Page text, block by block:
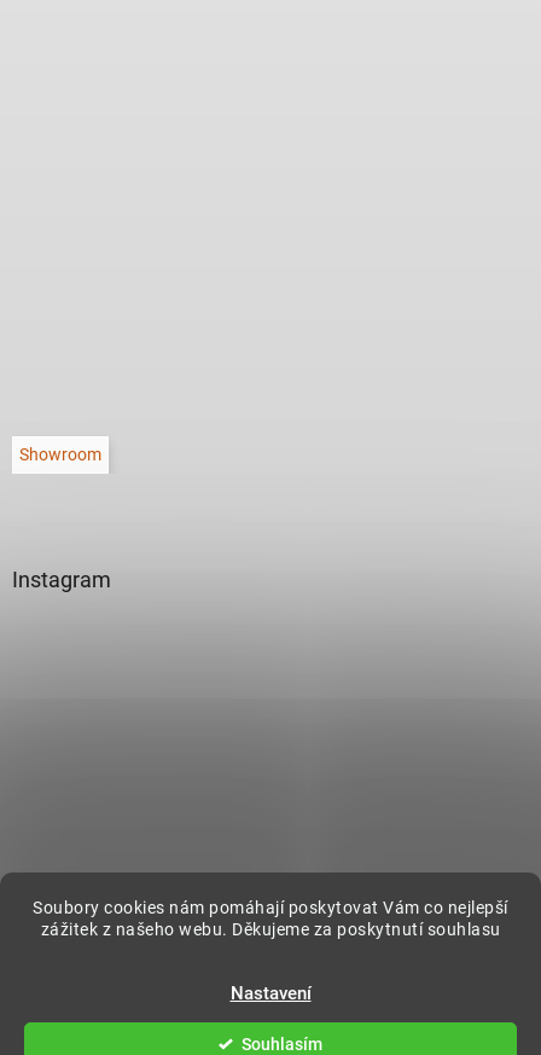
Soubory cookies nám pomáhají poskytovat Vám co nejlepší
zážitek z našeho webu. Děkujeme za poskytnutí souhlasu
Nastavení
Souhlasím
Showroom
Instagram
DecorOnline. Všechna práva vyhrazena.